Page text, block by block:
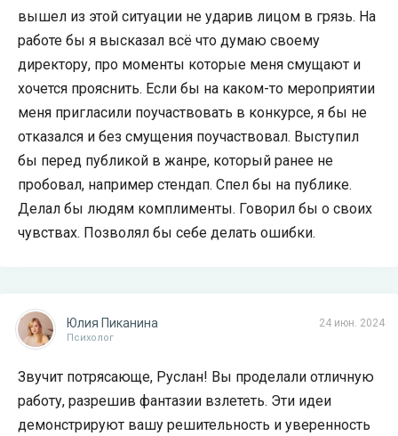
вышел из этой ситуации не ударив лицом в грязь. На
работе бы я высказал всё что думаю своему
директору, про моменты которые меня смущают и
хочется прояснить. Если бы на каком-то мероприятии
меня пригласили поучаствовать в конкурсе, я бы не
отказался и без смущения поучаствовал. Выступил
бы перед публикой в жанре, который ранее не
пробовал, например стендап. Спел бы на публике.
Делал бы людям комплименты. Говорил бы о своих
чувствах. Позволял бы себе делать ошибки.
24 июн. 2024
Юлия Пиканина
Психолог
Звучит потрясающе, Руслан! Вы проделали отличную
работу, разрешив фантазии взлететь. Эти идеи
демонстрируют вашу решительность и уверенность